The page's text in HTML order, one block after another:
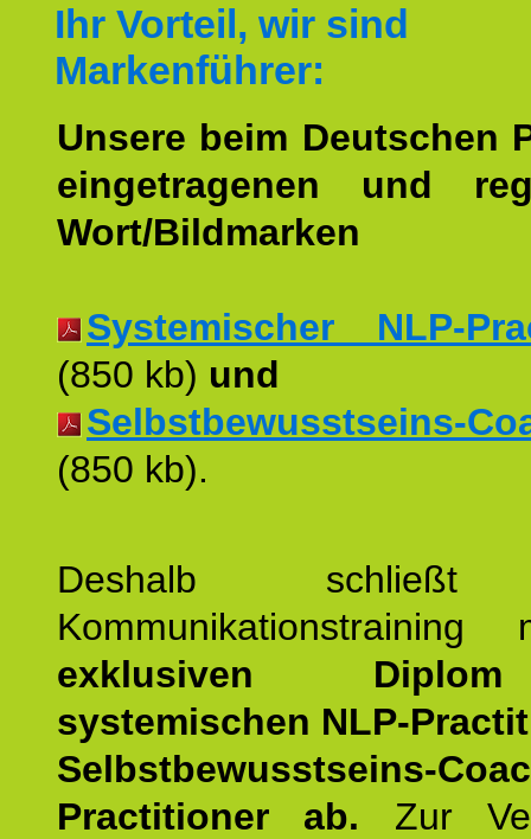
Ihr Vorteil, wir sind
Markenführer:
Unsere beim Deutschen
eingetragenen und
Wort/Bildmarken
Systemischer NLP-
(850 kb) und
Selbstbewusstseins-
(850 kb).
Deshalb schließt
exklusiven
systemischen NLP-
Selbstbewusstseins-
Practitioner ab. Zur